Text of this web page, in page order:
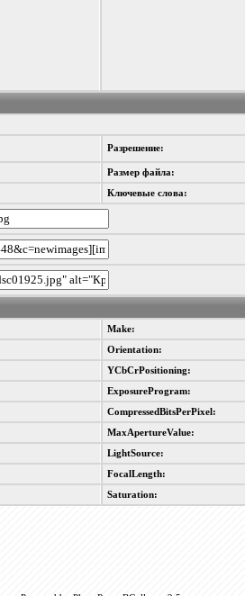
Разрешение:
Размер файла:
Ключевые слова:
Make:
Orientation:
YCbCrPositioning:
ExposureProgram:
CompressedBitsPerPixel:
MaxApertureValue:
LightSource:
FocalLength:
Saturation: